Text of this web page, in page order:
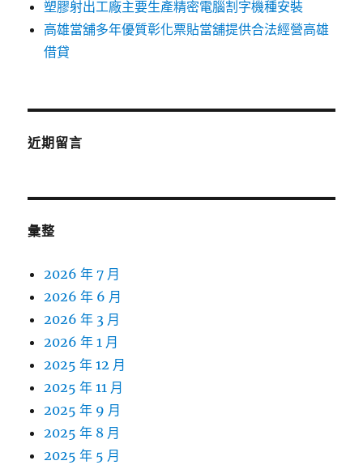
塑膠射出工廠主要生產精密電腦割字機種安裝
高雄當舖多年優質彰化票貼當舖提供合法經營高雄
借貸
近期留言
彙整
2026 年 7 月
2026 年 6 月
2026 年 3 月
2026 年 1 月
2025 年 12 月
2025 年 11 月
2025 年 9 月
2025 年 8 月
2025 年 5 月